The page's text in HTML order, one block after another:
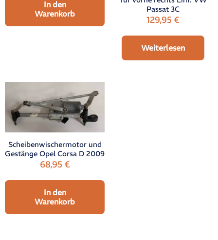
In den
Warenkorb
Passat 3C
129,95€
Weiterlesen
Scheibenwischermotor und
Gestänge Opel Corsa D 2009
68,95 €
In den
Warenkorb